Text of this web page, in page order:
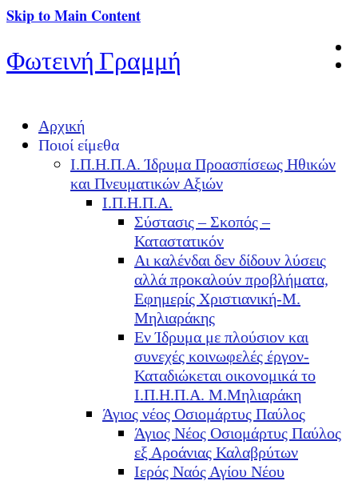
Skip to Main Content
Φωτεινή Γραμμή
Αρχική
Ποιοί είμεθα
Ι.Π.Η.Π.Α. Ίδρυμα Προασπίσεως Ηθικών
και Πνευματικών Αξιών
Ι.Π.Η.Π.Α.
Σύστασις – Σκοπός –
Καταστατικόν
Αι καλένδαι δεν δίδουν λύσεις
αλλά προκαλούν προβλήματα,
Εφημερίς Χριστιανική-Μ.
Μηλιαράκης
Εν Ίδρυμα με πλούσιον και
συνεχές κοινωφελές έργον-
Καταδιώκεται οικονομικά το
Ι.Π.Η.Π.Α. Μ.Μηλιαράκη
Άγιος νέος Οσιομάρτυς Παύλος
Άγιος Νέος Οσιομάρτυς Παύλος
εξ Αροάνιας Καλαβρύτων
Ιερός Ναός Αγίου Νέου